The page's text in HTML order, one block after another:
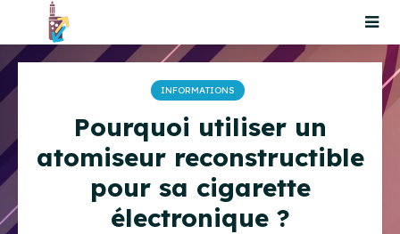
INFORMATIONS
Pourquoi utiliser un
atomiseur reconstructible
pour sa cigarette
électronique ?